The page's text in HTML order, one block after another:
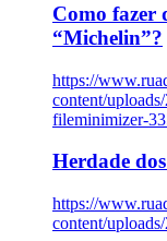
Como fazer
“Michelin”?
https://
content/
fileminimizer-
Herdade
https://
content/